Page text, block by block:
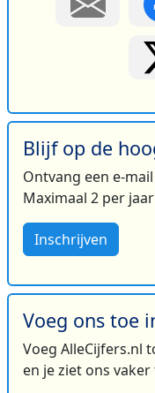
Blijf op de
Ontvang een e-
Maximaal 2 per
Inschrijven
Voeg ons toe
Voeg AlleCijfers.nl
en je ziet ons